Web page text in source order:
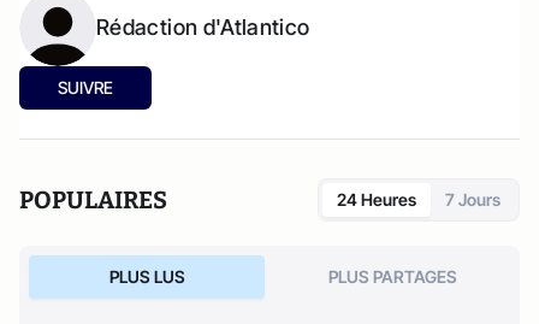
Rédaction d'Atlantico
SUIVRE
POPULAIRES 24 Heures 7 Jours
PLUS LUS PLUS PARTAGES